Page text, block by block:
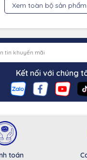
Xem toàn bộ sản phẩm
Kết nối với chúng
toán